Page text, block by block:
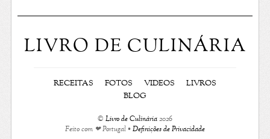
LIVRO DE CULINÁRIA
RECEITAS FOTOS VIDEOS
LIVROS
BLOG
© Livro de Culinária2026
Feito com ❤ Portugal •Definições de Privacidade